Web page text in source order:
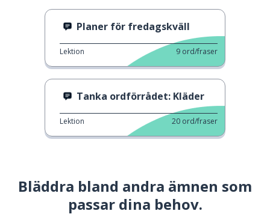
Planer för fredagskväll
Lektion 9 ord/fraser
Tanka ordförrådet: Kläder
Lektion 20 ord/fraser
Bläddra bland andra ämnen som
passar dina behov.